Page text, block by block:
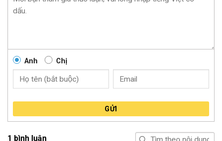
♦ Công nghệ định vị kép:
Beidou 3 + GPS đảm bảo phát hiện chính xác camera
Anh Chị
GỬI
1 bình luận